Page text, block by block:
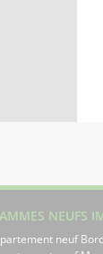
NEUFS
neuf